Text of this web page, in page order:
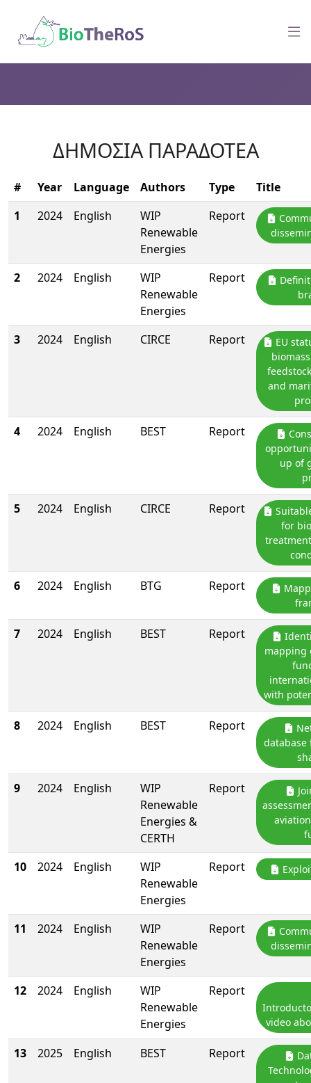
ΔΗΜΌΣΙΑ ΠΑΡΑΔΟΤΈΑ
# Year Language Authors Type
Title
1
2024 English
WIP
Renewable
Energies
Report
2 2024 English
WIP
Renewable
Energies
Report
3 2024 English CIRCE Report
EU
and
4 2024 English BEST Report
up of
5 2024 English CIRCE Report
for
6 2024 English BTG Report
7 2024 English BEST Report
mapping
with
8 2024 English BEST Report
database
9 2024 English
WIP
Renewable
Energies &
CERTH
Report
10 2024 English
WIP
Renewable
Energies
Report
11 2024 English
WIP
Renewable
Energies
Report
12 2024 English
WIP
Renewable
Energies
Report
video
13 2025 English BEST Report